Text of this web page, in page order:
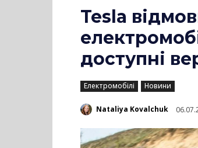
Tesla
доступні
Електромобілі Новини
Nataliya Kovalchuk